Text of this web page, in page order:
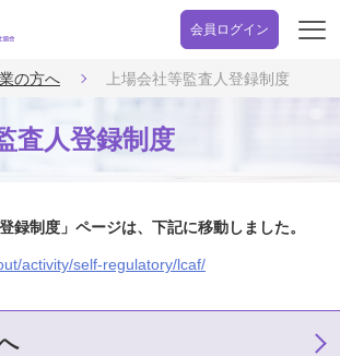
会員ログイン
開
の方へ 上場会社等監査人登録制度
査人登録制度
録制度」ページは、下記に移動しました。
activity/self-regulatory/lcaf/